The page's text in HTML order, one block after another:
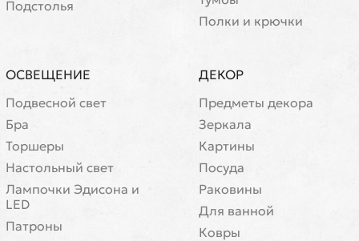
Подстолья
Полки и крючки
ОСВЕЩЕНИЕ
Подвесной свет
Бра
Торшеры
Настольный свет
Лампочки Эдисона и
LED
Патроны
ДЕКОР
Предметы декора
Зеркала
Картины
Посуда
Раковины
Для ванной
Ковры